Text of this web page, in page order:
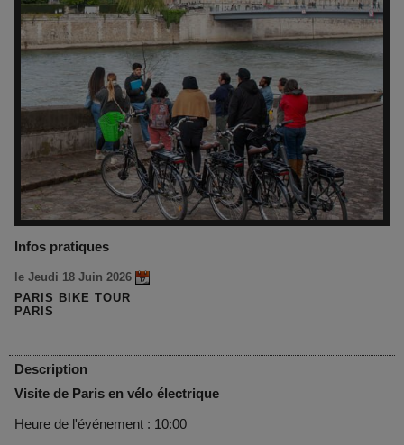
Infos pratiques
le Jeudi 18 Juin 2026
PARIS BIKE TOUR
PARIS
Description
Visite de Paris en vélo électrique
Heure de l'événement : 10:00